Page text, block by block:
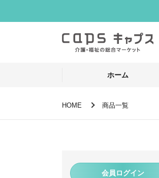
ホーム
HOME 商品一覧
会員ログイン